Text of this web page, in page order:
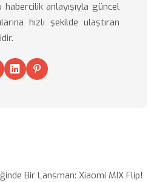
habercilik anlayışıyla güncel
hızlı şekilde ulaştıran
Bir Lansman: Xiaomi MIX Flip!